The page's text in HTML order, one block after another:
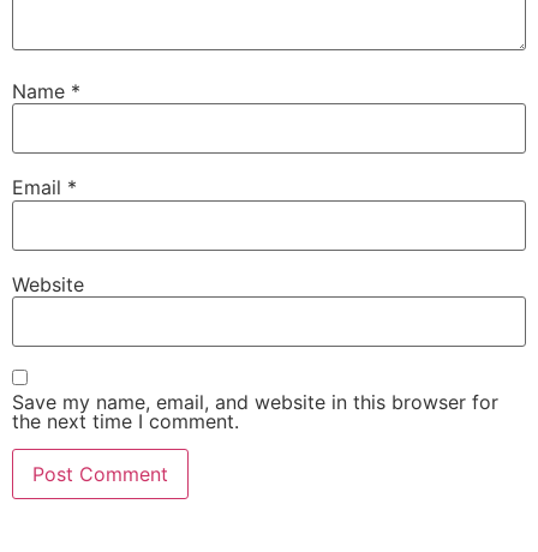
Name *
Email *
Website
Save my name, email, and website in this browser for
the next time I comment.